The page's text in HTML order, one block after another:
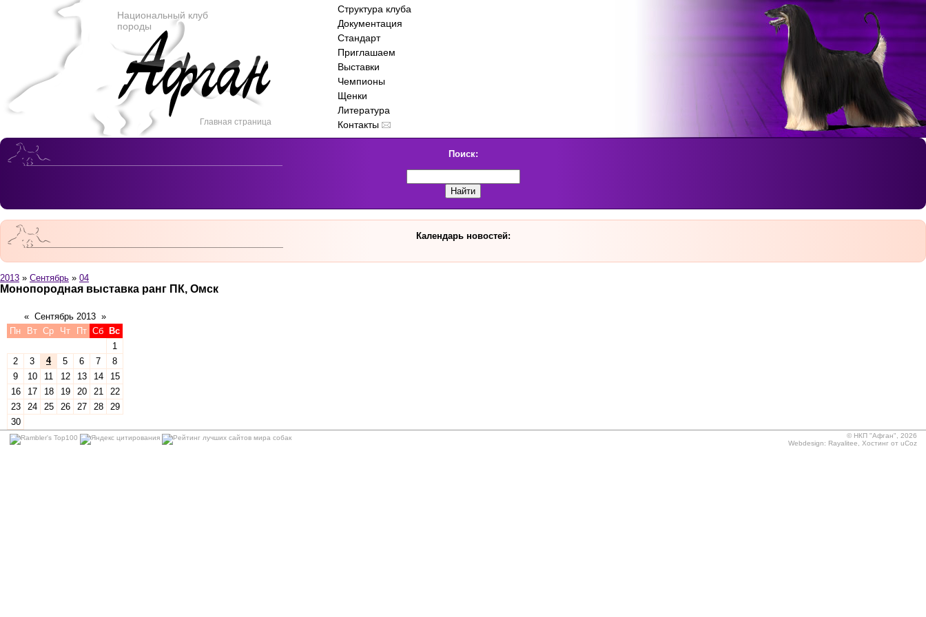
Национальный клуб
породы
Главная страница
Структура клуба
Документация
Стандарт
Приглашаем
Выставки
Чемпионы
Щенки
Литература
Контакты
Поиск:
Календарь новостей:
2013 » Сентябрь » 04
Монопородная выставка ранг ПК, Омск
« Сентябрь 2013 »
Пн
Вт Ср Чт Пт Сб
Вс
1
2
3 4 5 6 7
8
9
10 11 12 13 14
15
16
17 18 19 20 21
22
23
24 25 26 27 28
29
30
©НКП "Афган", 2026
Webdesign: Rayalitee Хостинг от uCoz